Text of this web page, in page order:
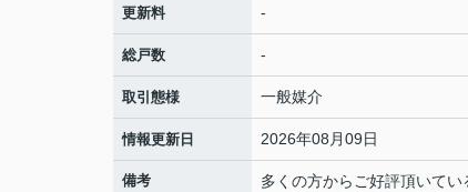
更新料 -
総戸数 -
取引態様 一般媒介
情報更新日 2026年08月09日
備考
多くの方からご好評頂いて